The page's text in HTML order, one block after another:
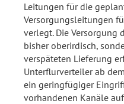
Leitungen für die
Versorgungsleitungen
verlegt. Die Versorgung
bisher oberirdisch,
verspäteten Lieferung
Unterflurverteiler ab
ein geringfügiger
vorhandenen Kanäle